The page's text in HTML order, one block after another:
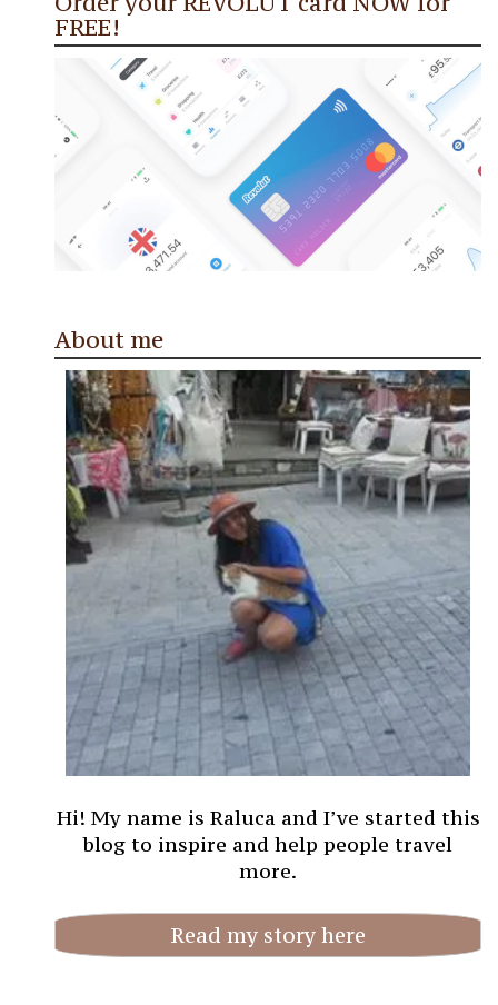
FREE!
About me
Hi! My name is Raluca and I’ve started this
blog to inspire and help people travel
more.
Read my story here